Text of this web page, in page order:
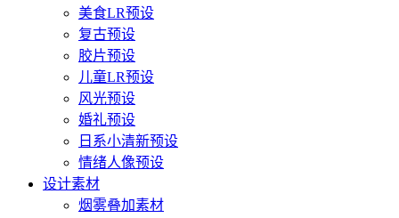
美食LR预设
复古预设
胶片预设
儿童LR预设
风光预设
婚礼预设
日系小清新预设
情绪人像预设
设计素材
烟雾叠加素材